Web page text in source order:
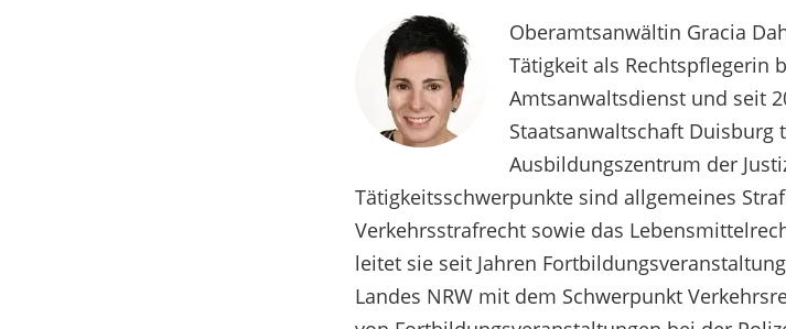
Oberamtsanwältin Gracia
Tätigkeit als Rechtspflegerin
Amtsanwaltsdienst und seit
Staatsanwaltschaft Duisburg
Ausbildungszentrum der
Tätigkeitsschwerpunkte sind allgemeines
Verkehrsstrafrecht sowie das
leitet sie seit Jahren
Landes NRW mit dem Schwerpunkt